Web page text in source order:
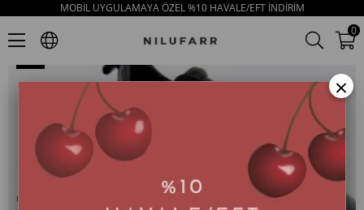
MOBİL UYGULAMAYA ÖZEL %10 HAVALE/EFT İNDİRİM
0
Belenis Siyah Hakiki Deri Kadın Sneaker
×